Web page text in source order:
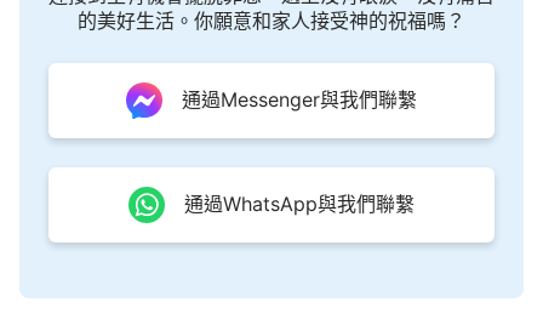
的美好生活。你願意和家人接受神的祝福嗎？
通過Messenger與我們聯繫
通過WhatsApp與我們聯繫